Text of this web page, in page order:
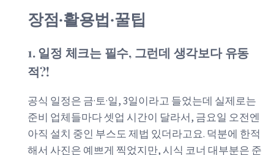
장점·활용법·꿀팁
1. 일정 체크는 필수, 그런데 생각보다 유동
적?!
공식 일정은 금·토·일, 3일이라고 들었는데 실제로는
준비 업체들마다 셋업 시간이 달라서, 금요일 오전엔
아직 설치 중인 부스도 제법 있더라고요. 덕분에 한적
해서 사진은 예쁘게 찍었지만, 시식 코너 대부분은 준